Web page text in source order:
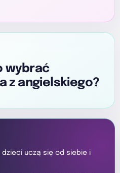
wybrać
z angielskiego?
dzieci uczą się od siebie i